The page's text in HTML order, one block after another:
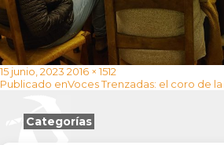
Publicado
el
15 junio, 2023 Tamaño
completo
2016 × 1512
Navegación
Publicado enVoces Trenzadas: el coro de
Categorías